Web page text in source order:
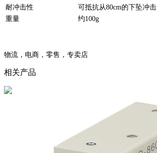
耐冲击性
可抵抗从80cm的下坠冲击
重量
约100g
物流，电商，零售，专卖店
相关产品